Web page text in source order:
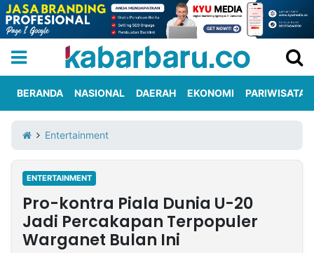
Iklan
Berita
Kami
Nasional
International
Olahraga
Entertainment
Daerah
Pariwisata
Kuliner
Kolom
BERANDA NASIONAL DAERAH EKONOMI PARIWISATA
Entertainment
ENTERTAINMENT
Pro-kontra Piala Dunia U-20
Jadi Percakapan Terpopuler
Warganet Bulan Ini